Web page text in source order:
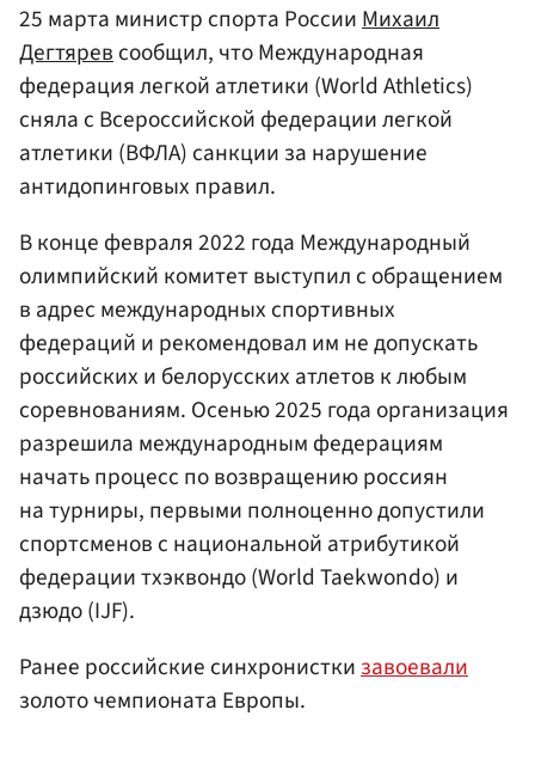
25 марта министр спорта России Михаил
Дегтярев сообщил, что Международная
федерация легкой атлетики (World Athletics)
сняла с Всероссийской федерации легкой
атлетики (ВФЛА) санкции за нарушение
антидопинговых правил.
В конце февраля 2022 года Международный
олимпийский комитет выступил с обращением
в адрес международных спортивных
федераций и рекомендовал им не допускать
российских и белорусских атлетов к любым
соревнованиям. Осенью 2025 года организация
разрешила международным федерациям
начать процесс по возвращению россиян
на турниры, первыми полноценно допустили
спортсменов с национальной атрибутикой
федерации тхэквондо (World Taekwondo) и
дзюдо (IJF).
Ранее российские синхронисткизавоевали
золото чемпионата Европы.